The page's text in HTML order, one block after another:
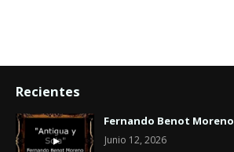
Recientes
Fernando Benot Moreno
Junio 12, 2026